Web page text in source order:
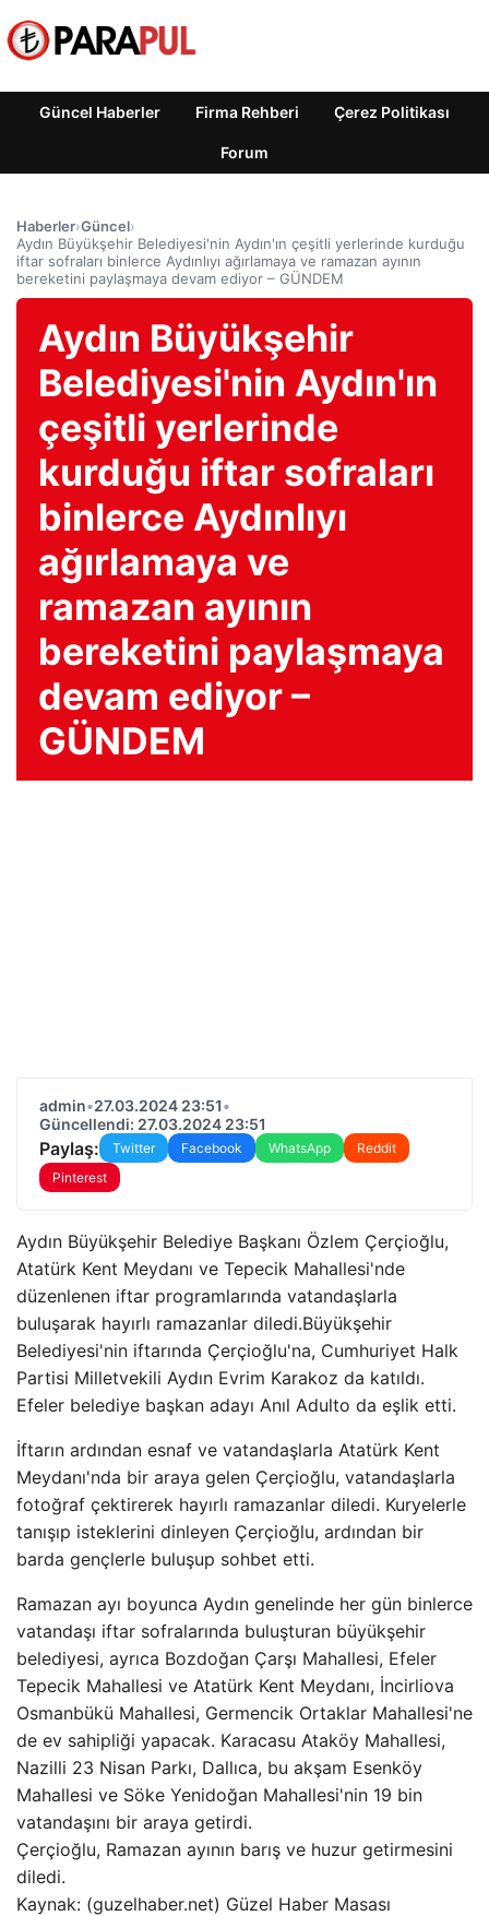
Güncel Haberler Firma Rehberi Çerez Politikası
Forum
Haberler›Güncel›
Aydın Büyükşehir Belediyesi'nin Aydın'ın çeşitli yerlerinde kurduğu
iftar sofraları binlerce Aydınlıyı ağırlamaya ve ramazan ayının
bereketini paylaşmaya devam ediyor – GÜNDEM
Aydın Büyükşehir
Belediyesi'nin Aydın'ın
çeşitli yerlerinde
kurduğu iftar sofraları
binlerce Aydınlıyı
ağırlamaya ve
ramazan ayının
bereketini paylaşmaya
devam ediyor –
GÜNDEM
admin•27.03.2024 23:51•
Güncellendi: 27.03.2024 23:51
Paylaş: Twitter Facebook WhatsApp
Reddit
Pinterest
Aydın Büyükşehir Belediye Başkanı Özlem Çerçioğlu,
Atatürk Kent Meydanı ve Tepecik Mahallesi'nde
düzenlenen iftar programlarında vatandaşlarla
buluşarak hayırlı ramazanlar diledi.Büyükşehir
Belediyesi'nin iftarında Çerçioğlu'na, Cumhuriyet Halk
Partisi Milletvekili Aydın Evrim Karakoz da katıldı.
Efeler belediye başkan adayı Anıl Adulto da eşlik etti.
İftarın ardından esnaf ve vatandaşlarla Atatürk Kent
Meydanı'nda bir araya gelen Çerçioğlu, vatandaşlarla
fotoğraf çektirerek hayırlı ramazanlar diledi. Kuryelerle
tanışıp isteklerini dinleyen Çerçioğlu, ardından bir
barda gençlerle buluşup sohbet etti.
Ramazan ayı boyunca Aydın genelinde her gün binlerce
vatandaşı iftar sofralarında buluşturan büyükşehir
belediyesi, ayrıca Bozdoğan Çarşı Mahallesi, Efeler
Tepecik Mahallesi ve Atatürk Kent Meydanı, İncirliova
Osmanbükü Mahallesi, Germencik Ortaklar Mahallesi'ne
de ev sahipliği yapacak. Karacasu Ataköy Mahallesi,
Nazilli 23 Nisan Parkı, Dallıca, bu akşam Esenköy
Mahallesi ve Söke Yenidoğan Mahallesi'nin 19 bin
vatandaşını bir araya getirdi.
Çerçioğlu, Ramazan ayının barış ve huzur getirmesini
diledi.
Kaynak: (guzelhaber.net) Güzel Haber Masası